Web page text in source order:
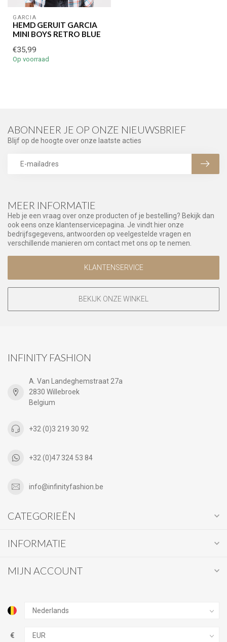
GARCIA
HEMD GERUIT GARCIA
MINI BOYS RETRO BLUE
€35,99
Op voorraad
MEER INFORMATIE
Heb je een vraag over onze producten of je bestelling? Bekijk dan
ook eens onze klantenservicepagina. Je vindt hier onze
bedrijfsgegevens, antwoorden op veelgestelde vragen en
verschillende manieren om contact met ons op te nemen.
KLANTENSERVICE
BEKIJK ONZE WINKEL
ABONNEER JE OP ONZE NIEUWSBRIEF
Blijf op de hoogte over onze laatste acties
INFINITY FASHION
A. Van Landeghemstraat 27a
2830 Willebroek
Belgium
+32 (0)3 219 30 92
+32 (0)47 324 53 84
info@infinityfashion.be
CATEGORIEËN
INFORMATIE
MIJN ACCOUNT
€